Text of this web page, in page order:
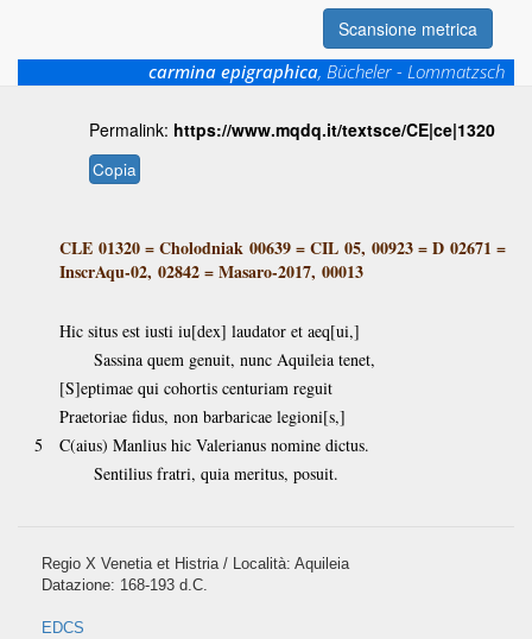
Scansione metrica
carmina epigraphica, Bücheler - Lommatzsch
Permalink: https://www.mqdq.it/textsce/CE|ce|1320
Copia
CLE 01320=Cholodniak 00639=CIL 05, 00923=D 02671 =
InscrAqu-02, 02842=Masaro-2017, 00013
Hic situs est iusti iu[dex] laudator et aeq[ui,]
Sassina quem genuit, nunc Aquileia tenet,
[S]eptimae qui cohortis centuriam reguit
Praetoriae fidus, non barbaricae legioni[s,]
5
C(aius) Manlius hic Valerianus nomine dictus.
Sentilius fratri, quia meritus, posuit.
Regio X Venetia et Histria / Località: Aquileia
Datazione: 168-193 d.C.
EDCS